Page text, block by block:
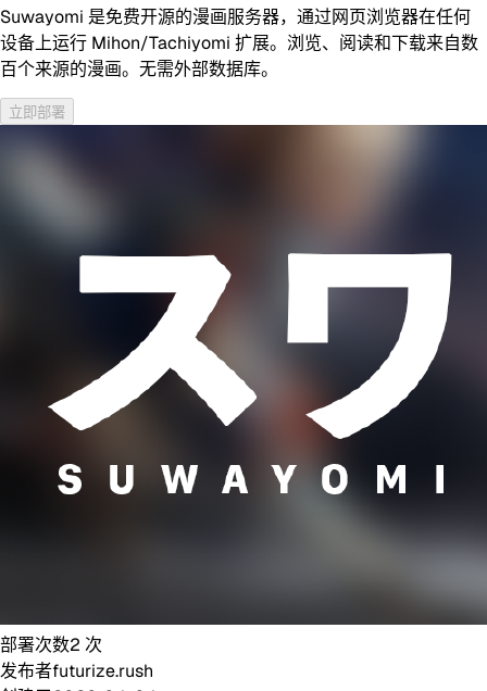
Suwayomi 是免费开源的漫画服务器，通过网页浏览器在任何
设备上运行 Mihon/Tachiyomi 扩展。浏览、阅读和下载来自数
百个来源的漫画。无需外部数据库。
立即部署
部署次数2 次
发布者futurize.rush